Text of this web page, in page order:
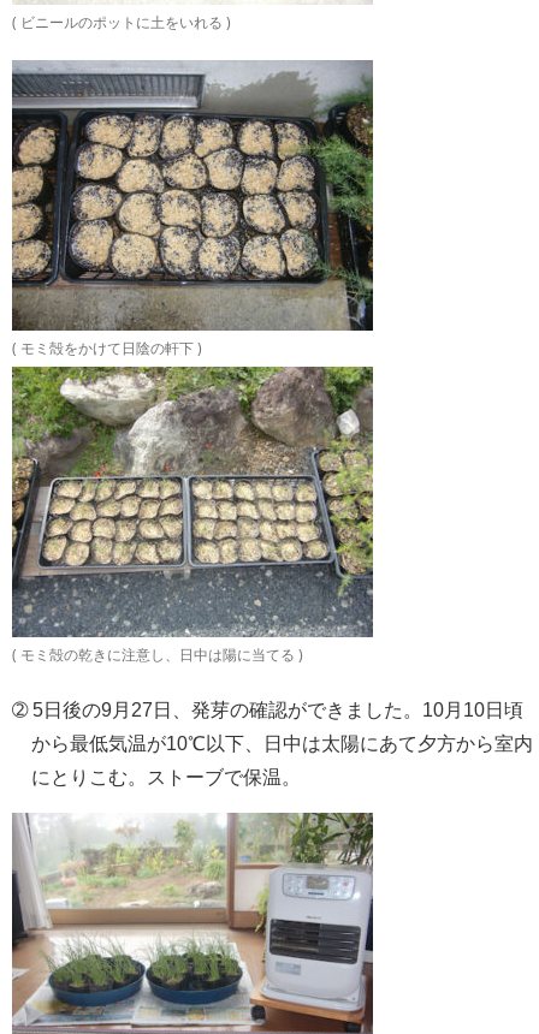
( ビニールのポットに土をいれる )
( モミ殻をかけて日陰の軒下 )
( モミ殻の乾きに注意し、日中は陽に当てる )
➁ 5日後の9月27日、発芽の確認ができました。10月10日頃
から最低気温が10℃以下、日中は太陽にあて夕方から室内
にとりこむ。ストーブで保温。